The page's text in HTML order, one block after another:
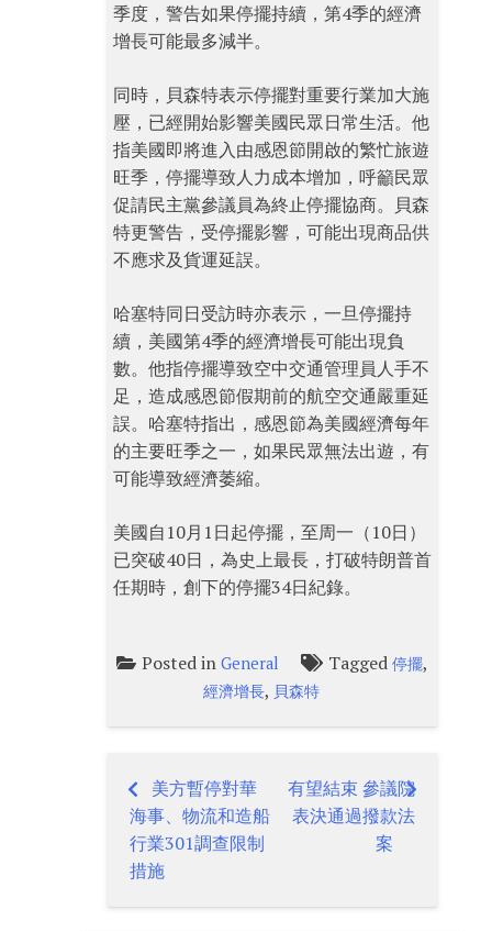
季度，警告如果停擺持續，第4季的經濟
增長可能最多減半。
同時，貝森特表示停擺對重要行業加大施
壓，已經開始影響美國民眾日常生活。他
指美國即將進入由感恩節開啟的繁忙旅遊
旺季，停擺導致人力成本增加，呼籲民眾
促請民主黨參議員為終止停擺協商。貝森
特更警告，受停擺影響，可能出現商品供
不應求及貨運延誤。
哈塞特同日受訪時亦表示，一旦停擺持
續，美國第4季的經濟增長可能出現負
數。他指停擺導致空中交通管理員人手不
足，造成感恩節假期前的航空交通嚴重延
誤。哈塞特指出，感恩節為美國經濟每年
的主要旺季之一，如果民眾無法出遊，有
可能導致經濟萎縮。
美國自10月1日起停擺，至周一（10日）
已突破40日，為史上最長，打破特朗普首
任期時，創下的停擺34日紀錄。
Posted inGeneral Tagged停擺,
經濟增長, 貝森特
Post
navigation
美方暫停對華
海事、物流和造船
行業301調查限制
措施
有望結束 參議院
表決通過撥款法
案